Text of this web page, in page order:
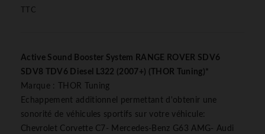
TTC
Active Sound Booster System RANGE ROVER SDV6
SDV8 TDV6 Diesel L322 (2007+) (THOR Tuning)*
Marque : THOR Tuning
Echappement additionnel permettant d'obtenir une
sonorité de véhicules sportifs sur votre véhicule:
Chevrolet Corvette C7- Mercedes-Benz G63 AMG- Audi